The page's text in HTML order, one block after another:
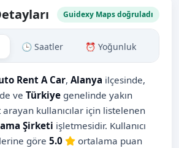
Guidexy Maps doğruladı
🕒 Saatler ⏰ Yoğunluk
Rent A Car, Alanya ilçesinde,
ve Türkiye genelinde yakın
kullanıcılar için listelenen
Şirketi işletmesidir. Kullanıcı
göre 5.0
ortalama puan